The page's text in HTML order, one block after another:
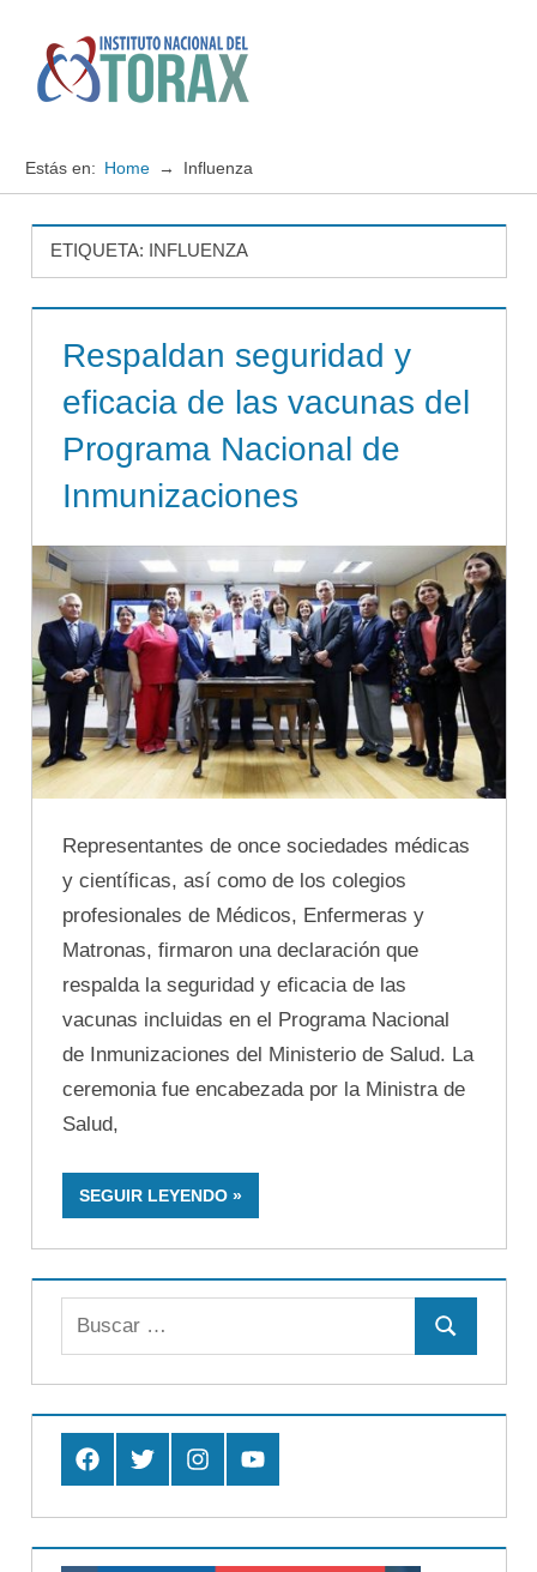
contenido
Instituto
del
TORAX
Estás en: Home Influenza
ETIQUETA: INFLUENZA
Respaldan seguridad y
eficacia de las vacunas del
Programa Nacional de
Inmunizaciones
Representantes de once sociedades médicas
y científicas, así como de los colegios
profesionales de Médicos, Enfermeras y
Matronas, firmaron una declaración que
respalda la seguridad y eficacia de las
vacunas incluidas en el Programa Nacional
de Inmunizaciones del Ministerio de Salud. La
ceremonia fue encabezada por la Ministra de
Salud,
SEGUIR LEYENDO
Buscar:
Buscar
FacebookTwitter InstagramYoutube